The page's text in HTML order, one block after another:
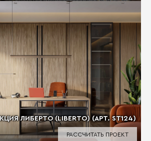
ЛИБЕРТО (LIBERTO) (АРТ. ST124)
РАССЧИТАТЬ ПРОЕКТ